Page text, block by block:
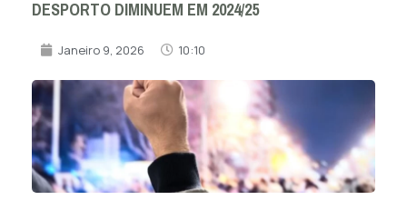
DESPORTO DIMINUEM EM 2024/25
Janeiro 9, 2026 10:10